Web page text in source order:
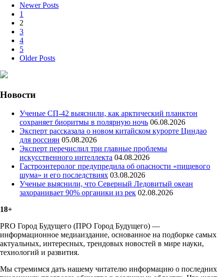
Пагинация
записей
Newer Posts
1
2
3
4
5
Older Posts
Новости
Ученые СП-42 выяснили, как арктический планктон
сохраняет биоритмы в полярную ночь 06.08.2026
Эксперт рассказала о новом китайском курорте Циндао
для россиян 05.08.2026
Эксперт перечислил три главные проблемы
искусственного интеллекта 04.08.2026
Гастроэнтеролог предупредила об опасности «пищевого
шума» и его последствиях 03.08.2026
Ученые выяснили, что Северный Ледовитый океан
захоранивает 90% органики из рек 02.08.2026
18+
PRO Город Будущего (ПРО Город Будущего) —
информационное медиаиздание, основанное на подборке самых
актуальных, интересных, трендовых новостей в мире науки,
технологий и развития.
Мы стремимся дать нашему читателю информацию о последних